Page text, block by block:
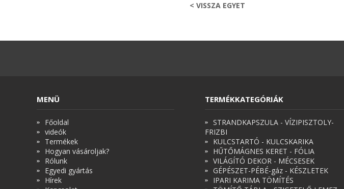
< VISSZA EGYET
MENÜ
Főoldal
videók
Termékek
Hogyan vásároljak?
Rólunk
Egyedi gyártás
Hírek
TERMÉKKATEGÓRIÁK
STRANDKAPSZULA - VÍZIPISZTOLY-
FRIZBI
KULCSTARTÓ - KULCSKARIKA
HŰTŐMÁGNES KERET - FÓLIA
VILÁGÍTÓ DEKOR - MÉCSESEK
GÉPÉSZET-PÉBÉ-gáz - KÉSZLETEK
IPARI KARIMA TÖMÍTÉS